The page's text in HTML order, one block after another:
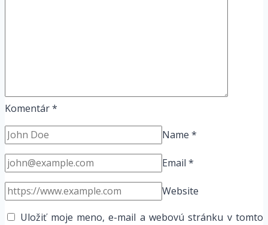
Komentár*
Name *
Email *
Website
Uložiť moje meno, e-mail a webovú stránku v tomto